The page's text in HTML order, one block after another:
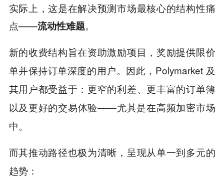
实际上，这是在解决预测市场最核心的结构性痛
点——流动性难题。
新的收费结构旨在资助激励项目，奖励提供限价
单并保持订单深度的用户。因此，Polymarket 及
其用户都受益于：更窄的利差、更丰富的订单簿
以及更好的交易体验——尤其是在高频加密市场
中。
而其推动路径也极为清晰，呈现从单一到多元的
趋势：